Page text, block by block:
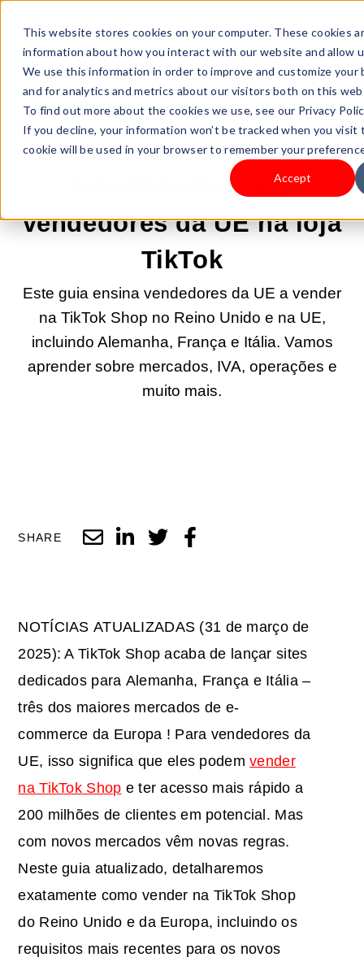
This website stores cookies on your computer. These cookies
information about how you interact with our website and allow
We use this information in order to improve and customize your
and for analytics and metrics about our visitors both on this
To find out more about the cookies we use, see our Privacy
If you decline, your information won’t be tracked when you
cookie will be used in your browser to remember your
Accept
15/ABR/2025 4:35:27 |VENDA DE PRODUTOS
Guia de vendas
transfronteiriças:
vendedores da UE na loja
TikTok
Este guia ensina vendedores da UE a vender
na TikTok Shop no Reino Unido e na UE,
incluindo Alemanha, França e Itália. Vamos
aprender sobre mercados, IVA, operações e
muito mais.
SHARE
NOTÍCIAS ATUALIZADAS (31 de março de
2025): A TikTok Shop acaba de lançar sites
dedicados para Alemanha, França e Itália –
três dos maiores mercados de e-
commerce da Europa ! Para vendedores da
UE, isso significa que eles podemvender
na TikTok Shop e ter acesso mais rápido a
200 milhões de clientes em potencial. Mas
com novos mercados vêm novas regras.
Neste guia atualizado, detalharemos
exatamente como vender na TikTok Shop
do Reino Unido e da Europa, incluindo os
requisitos mais recentes para os novos